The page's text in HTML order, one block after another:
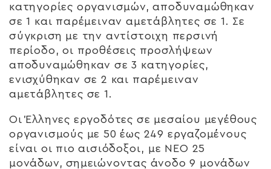
κατηγορίες οργανισμών, αποδυναμώθηκαν
σε 1 και παρέμειναν αμετάβλητες σε 1. Σε
σύγκριση με την αντίστοιχη περσινή
περίοδο, οι προθέσεις προσλήψεων
αποδυναμώθηκαν σε 3 κατηγορίες,
ενισχύθηκαν σε 2 και παρέμειναν
αμετάβλητες σε 1.
Οι Έλληνες εργοδότες σε μεσαίου μεγέθους
οργανισμούς με 50 έως 249 εργαζομένους
είναι οι πιο αισιόδοξοι, με NEO 25
μονάδων, σημειώνοντας άνοδο 9 μονάδων